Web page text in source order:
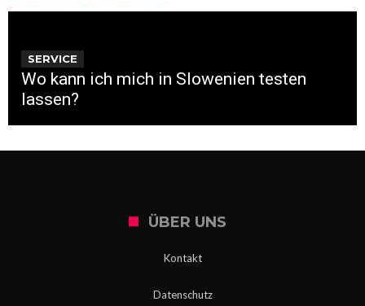
SERVICE
Wo kann ich mich in Slowenien testen
lassen?
ÜBER UNS
Kontakt
Datenschutz